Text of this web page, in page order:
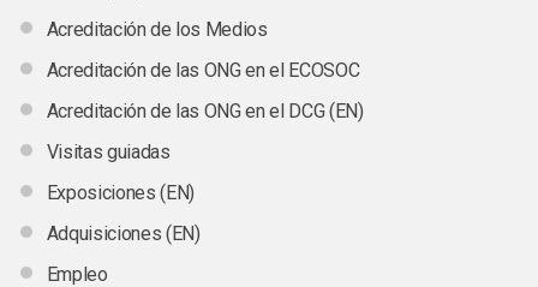
Acreditación de los Medios
Acreditación de las ONG en el ECOSOC
Acreditación de las ONG en el DCG (EN)
Visitas guiadas
Exposiciones (EN)
Adquisiciones (EN)
Empleo